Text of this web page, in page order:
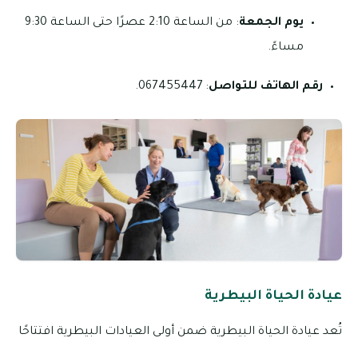
يوم الجمعة
: من الساعة 2:10 عصرًا حتى الساعة 9:30
مساءً.
رقم الهاتف للتواصل: 067455447.
عيادة الحياة البيطرية
تُعد عيادة الحياة البيطرية ضمن أولى العيادات البيطرية افتتاحًا